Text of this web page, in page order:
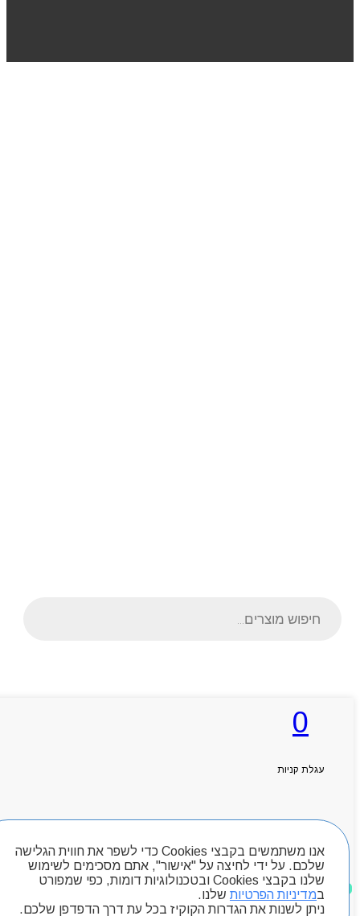
אנו משתמשים בקבצי Cookies כדי לשפר את חווית הגלישה
שלכם. על ידי לחיצה על "אישור", אתם מסכימים לשימוש
שלנו בקבצי Cookies ובטכנולוגיות דומות, כפי שמפורט
במדיניות הפרטיות שלנו.
ניתן לשנות את הגדרות הקוקיז בכל עת דרך הדפדפן שלכם.
0
עגלת קניות
חיפוש מוצרים
מוצרים שאהבתי
search
אודותניו
קטלוג מוצרים
יצירת קשר
מותגים